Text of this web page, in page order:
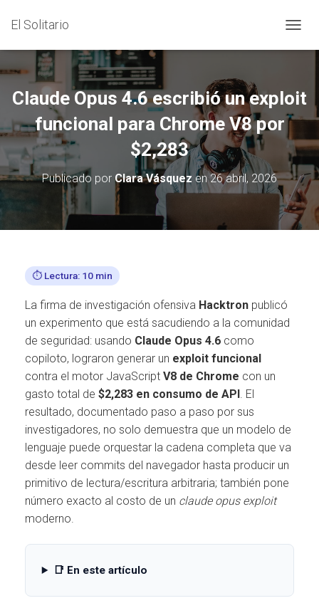
El Solitario
A
A
R
O
D
O
D
E
N
A
Claude Opus 4.6 escribió un exploit
funcional para Chrome V8 por
$2,283
Publicado por Clara Vásquez en26 abril, 2026
⏱️ Lectura: 10 min
La firma de investigación ofensiva Hacktron publicó
un experimento que está sacudiendo a la comunidad
de seguridad: usando Claude Opus 4.6 como
copiloto, lograron generar un exploit funcional
contra el motor JavaScript V8 de Chrome con un
gasto total de $2,283 en consumo de API . El
resultado, documentado paso a paso por sus
investigadores, no solo demuestra que un modelo de
lenguaje puede orquestar la cadena completa que va
desde leer commits del navegador hasta producir un
primitivo de lectura/escritura arbitraria; también pone
número exacto al costo de un claude opus exploit
moderno.
📑 En este artículo